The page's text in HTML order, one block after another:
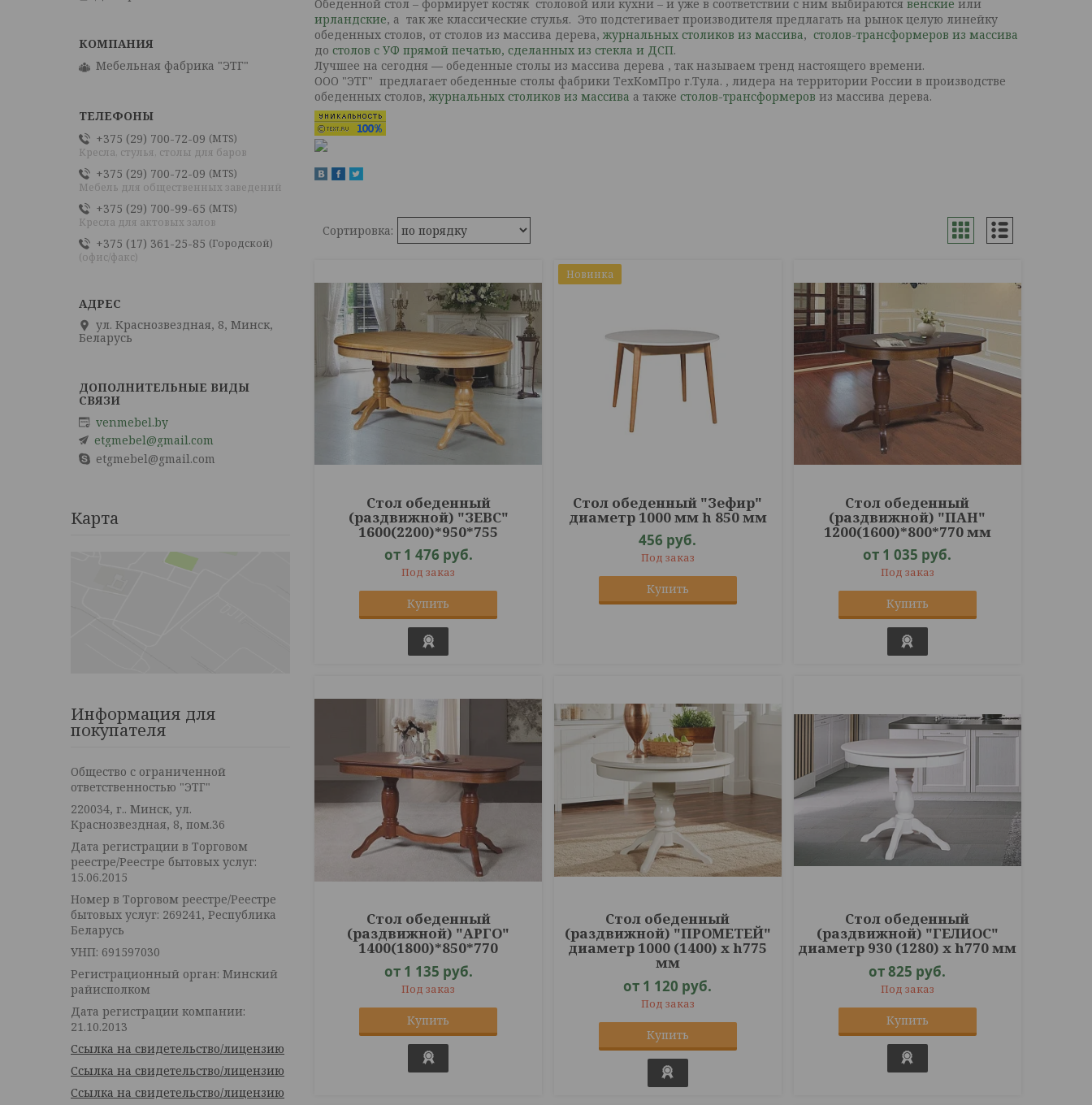
Обеденной стол – формирует костяк столовой или кухни – и уже в соответствии с ним выбираются венские или
ирландские, а так же классические стулья. Это подстегивает производителя предлагать на рынок целую линейку
обеденных столов, от столов из массива дерева, журнальных столиков из массива, столов-трансформеров из массива
до столов с УФ прямой печатью, сделанных из стекла и ДСП.
Лучшее на сегодня ― обеденные столы из массива дерева , так называем тренд настоящего времени.
ООО "ЭТГ" предлагает обеденные столы фабрики ТехКомПро г.Тула. , лидера на территории России в производстве
обеденных столов, журнальных столиков из массива а также столов-трансформеров из массива дерева.
Стол обеденный
(раздвижной) "ЗЕВС"
1600(2200)*950*755
от 1 476 руб.
Под заказ
Купить
Новинка
Стол обеденный "Зефир"
диаметр 1000 мм h 850 мм
456 руб.
Под заказ
Купить
Стол обеденный
(раздвижной) "ПАН"
1200(1600)*800*770 мм
от 1 035 руб.
Под заказ
Купить
Стол обеденный
(раздвижной) "АРГО"
1400(1800)*850*770
от 1 135 руб.
Под заказ
Купить
Стол обеденный
(раздвижной) "ПРОМЕТЕЙ"
диаметр 1000 (1400) х h775
мм
от 1 120 руб.
Под заказ
Купить
Стол обеденный
(раздвижной) "ГЕЛИОС"
диаметр 930 (1280) х h770 мм
от 825 руб.
Под заказ
Купить
Мебельная фабрика "ЭТГ"
+375 (29) 700-72-09 MTS
Кресла, стулья, столы для баров
+375 (29) 700-72-09 MTS
Мебель для общественных заведений
+375 (29) 700-99-65 MTS
Кресла для актовых залов
+375 (17) 361-25-85 Городской
(офис/факс)
ул. Краснозвездная, 8, Минск,
Беларусь
venmebel.by
etgmebel@gmail.com
etgmebel@gmail.com
Карта
Информация для
покупателя
Общество с ограниченной
ответственностью "ЭТГ"
220034, г.. Минск, ул.
Краснозвездная, 8, пом.36
Дата регистрации в Торговом
реестре/Реестре бытовых услуг:
15.06.2015
Номер в Торговом реестре/Реестре
бытовых услуг: 269241, Республика
Беларусь
УНП: 691597030
Регистрационный орган: Минский
райисполком
Дата регистрации компании:
21.10.2013
Ссылка на свидетельство/лицензию
Ссылка на свидетельство/лицензию
Ссылка на свидетельство/лицензию